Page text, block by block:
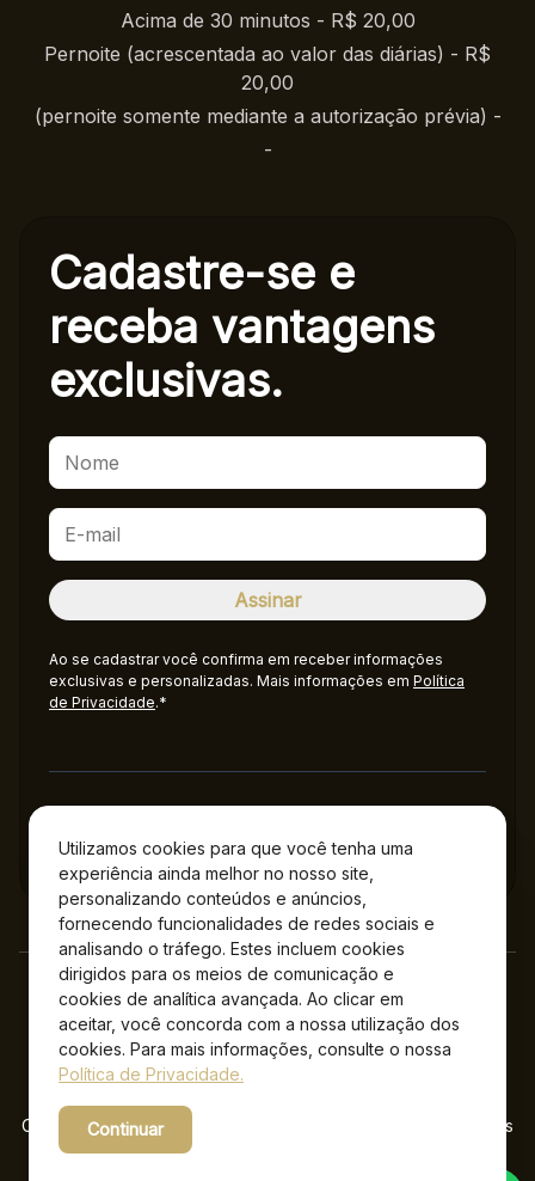
Utilizamos cookies para que você tenha uma
experiência ainda melhor no nosso site,
personalizando conteúdos e anúncios,
fornecendo funcionalidades de redes sociais e
analisando o tráfego. Estes incluem cookies
dirigidos para os meios de comunicação e
cookies de analítica avançada. Ao clicar em
aceitar, você concorda com a nossa utilização dos
cookies. Para mais informações, consulte o nossa
Política de Privacidade.
Continuar
Acima de 30 minutos - R$ 20,00
Pernoite (acrescentada ao valor das diárias) - R$
20,00
(pernoite somente mediante a autorização prévia) -
-
Cadastre-se e
receba vantagens
exclusivas.
Ao se cadastrar você confirma em receber informações
exclusivas e personalizadas. Mais informações em Política
de Privacidade.*
Administração
Copyright © 2026 Jockey Plaza Shopping – Todos os direitos